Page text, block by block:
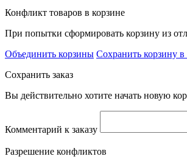
Конфликт товаров в корзине
При попытки сформировать корзину из
Объединить корзины Сохранить корзину
Сохранить заказ
Вы действительно хотите начать новую
Комментарий к заказу
Разрешение конфликтов